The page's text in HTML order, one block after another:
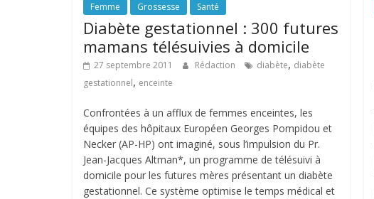
Femme Grossesse Santé
Diabète gestationnel : 300 futures
mamans télésuivies à domicile
27 septembre 2011 Rédaction diabète, diabète
gestationnel, enceinte
Confrontées à un afflux de femmes enceintes, les
équipes des hôpitaux Européen Georges Pompidou et
Necker (AP-HP) ont imaginé, sous l’impulsion du Pr.
Jean-Jacques Altman*, un programme de télésuivi à
domicile pour les futures mères présentant un diabète
gestationnel. Ce système optimise le temps médical et